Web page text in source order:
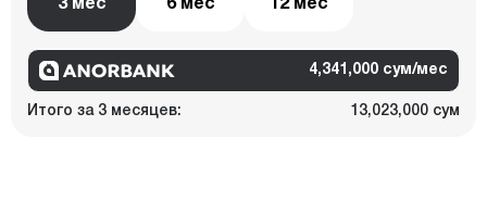
3 мес 6 мес 12 мес
4,341,000 сум/мес
Итого за 3 месяцев: 13,023,000 сум